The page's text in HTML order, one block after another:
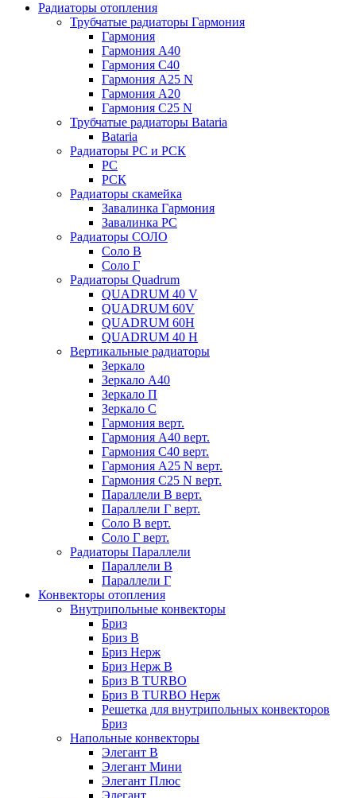
Радиаторы отопления
Трубчатые радиаторы Гармония
Гармония
Гармония А40
Гармония С40
Гармония А25 N
Гармония А20
Гармония С25 N
Трубчатые радиаторы Bataria
Bataria
Радиаторы РС и РСК
РС
РСК
Радиаторы скамейка
Завалинка Гармония
Завалинка РС
Радиаторы СОЛО
Соло В
Соло Г
Радиаторы Quadrum
QUADRUM 40 V
QUADRUM 60V
QUADRUM 60H
QUADRUM 40 H
Вертикальные радиаторы
Зеркало
Зеркало А40
Зеркало П
Зеркало С
Гармония верт.
Гармония А40 верт.
Гармония С40 верт.
Гармония А25 N верт.
Гармония С25 N верт.
Параллели В верт.
Параллели Г верт.
Соло В верт.
Соло Г верт.
Радиаторы Параллели
Параллели В
Параллели Г
Конвекторы отопления
Внутрипольные конвекторы
Бриз
Бриз В
Бриз Нерж
Бриз Нерж В
Бриз В TURBO
Бриз В TURBO Нерж
Решетка для внутрипольных конвекторов
Бриз
Напольные конвекторы
Элегант В
Элегант Мини
Элегант Плюс
Элегант